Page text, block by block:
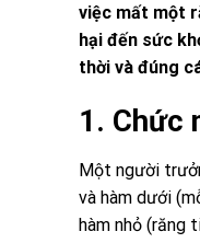
việc mất một
hại đến sức
thời và đúng
1. Chức
Một người
và hàm dưới
hàm nhỏ (răng